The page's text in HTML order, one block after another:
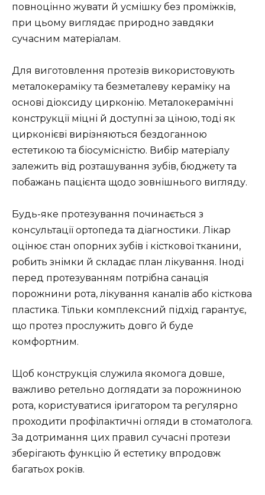
повноцінно жувати й усмішку без проміжків,
при цьому виглядає природно завдяки
сучасним матеріалам.
Для виготовлення протезів використовують
металокераміку та безметалеву кераміку на
основі діоксиду цирконію. Металокерамічні
конструкції міцні й доступні за ціною, тоді як
цирконієві вирізняються бездоганною
естетикою та біосумісністю. Вибір матеріалу
залежить від розташування зубів, бюджету та
побажань пацієнта щодо зовнішнього вигляду.
Будь-яке протезування починається з
консультації ортопеда та діагностики. Лікар
оцінює стан опорних зубів і кісткової тканини,
робить знімки й складає план лікування. Іноді
перед протезуванням потрібна санація
порожнини рота, лікування каналів або кісткова
пластика. Тільки комплексний підхід гарантує,
що протез прослужить довго й буде
комфортним.
Щоб конструкція служила якомога довше,
важливо ретельно доглядати за порожниною
рота, користуватися іригатором та регулярно
проходити профілактичні огляди в стоматолога.
За дотримання цих правил сучасні протези
зберігають функцію й естетику впродовж
багатьох років.